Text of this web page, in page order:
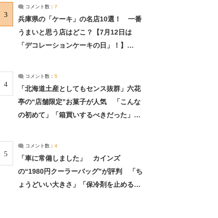
3
コメント数： 7
兵庫県の「ケーキ」の名店10選！ 一番
うまいと思う店はどこ？【7月12日は
「デコレーションケーキの日」！】
4
コメント数： 5
「北海道土産としてもセンス抜群」六花
亭の“店舗限定”お菓子が人気 「こんな
の初めて」「箱買いするべきだった」
5
コメント数： 4
「車に常備しました」 カインズ
の“1980円クーラーバッグ”が評判 「ち
ょうどいい大きさ」「保冷剤を止めるベ